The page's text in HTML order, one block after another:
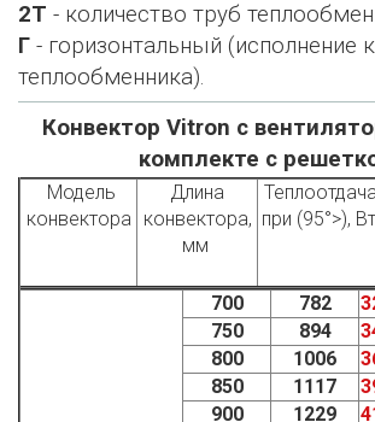
2Т - количество труб
Г - горизонтальный (исполнение
теплообменника).
Конвектор Vitron с
комплекте с
Модель
конвектора
Длина
конвектора,
мм
при (95°>), Вт
700
782
750
894
800
1006
850
1117
900
1229